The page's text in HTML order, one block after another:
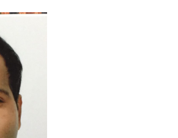
Satyanarayana & Smt.